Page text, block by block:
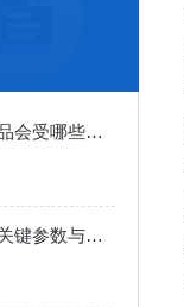
湿法混合制粒机的制粒成品会受哪些因素的影响？
采购流化床制粒包衣机：关键参数与考量因素